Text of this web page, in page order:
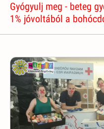
Gyógyulj meg - beteg
1% jóvoltából a